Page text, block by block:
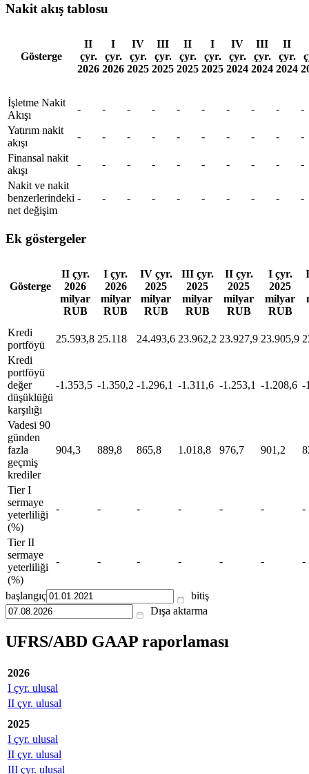
Nakit akış tablosu
Gösterge
II
çyr.
2026
I
çyr.
2026
IV
çyr.
2025
III
çyr.
2025
II
çyr.
2025
I
çyr.
2025
IV
çyr.
2024
III
çyr.
2024
II
çyr.
2024
İşletme Nakit
Akışı
- - - - - - - - -
-
Yatırım nakit
akışı
- - - - - - - - -
-
Finansal nakit
akışı
- - - - - - - - -
-
Nakit ve nakit
benzerlerindeki
net değişim
- - - - - - - - - -
Ek göstergeler
Gösterge
II çyr.
2026
milyar
RUB
I çyr.
2026
milyar
RUB
IV çyr.
2025
milyar
RUB
III çyr.
2025
milyar
RUB
II çyr.
2025
milyar
RUB
I çyr.
2025
milyar
RUB
Kredi
portföyü
25.593,8 25.118 24.493,6 23.962,2 23.927,9 23.905,9
Kredi
portföyü
değer
düşüklüğü
karşılığı
-1.353,5 -1.350,2 -1.296,1 -1.311,6 -1.253,1 -1.208,6 -
Vadesi 90
günden
fazla
geçmiş
krediler
904,3 889,8 865,8 1.018,8 976,7 901,2
Tier I
sermaye
yeterliliği
(%)
- - - - - - -
Tier II
sermaye
yeterliliği
(%)
- - - - - - -
başlangıç
bitiş
Dışa aktarma
UFRS/ABD GAAP raporlaması
2026
I çyr. ulusal
II çyr. ulusal
2025
I çyr. ulusal
II çyr. ulusal
III çyr. ulusal